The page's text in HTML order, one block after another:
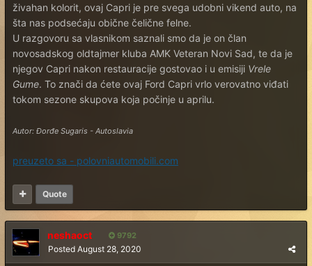
živahan kolorit, ovaj Capri je pre svega udobni vikend auto, na
šta nas podsećaju obične čelične felne.
U razgovoru sa vlasnikom saznali smo da je on član
novosadskog oldtajmer kluba AMK Veteran Novi Sad, te da je
njegov Capri nakon restauracije gostovao i u emisiji Vrele
Gume. To znači da ćete ovaj Ford Capri vrlo verovatno viđati
tokom sezone skupova koja počinje u aprilu.
Autor: Đorđe Sugaris - Autoslavia
preuzeto sa - polovniautomobili.com
Quote
neshaoct 9792
Posted August 28, 2020